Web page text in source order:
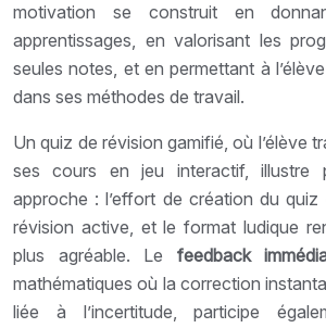
motivation se construit en
apprentissages, en valorisant les
seules notes, et en permettant à
dans ses méthodes de travail.
Un quiz de révision gamifié, où l’élève
ses cours en jeu interactif, illustre
approche : l’effort de création du
révision active, et le format ludique
plus agréable. Le feedback
mathématiques où la correction
liée à l’incertitude, participe